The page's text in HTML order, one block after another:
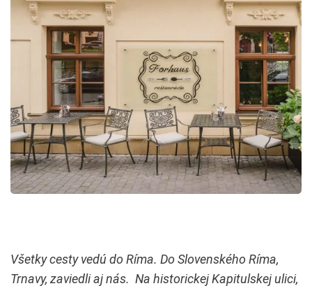
Všetky cesty vedú do Ríma. Do Slovenského Ríma,
Trnavy, zaviedli aj nás. Na historickej Kapitulskej ulici,